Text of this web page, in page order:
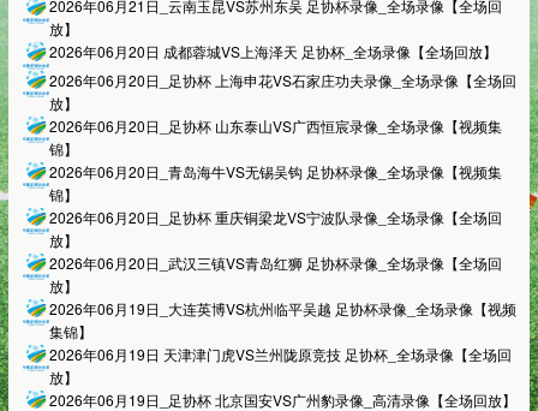
2026年06月21日_云南玉昆VS苏州东吴 足协杯录像_全场录像【全场回
放】
2026年06月20日 成都蓉城VS上海泽天 足协杯_全场录像【全场回放】
2026年06月20日_足协杯 上海申花VS石家庄功夫录像_全场录像【全场回
放】
2026年06月20日_足协杯 山东泰山VS广西恒宸录像_全场录像【视频集
锦】
2026年06月20日_青岛海牛VS无锡吴钩 足协杯录像_全场录像【视频集
锦】
2026年06月20日_足协杯 重庆铜梁龙VS宁波队录像_全场录像【全场回
放】
2026年06月20日_武汉三镇VS青岛红狮 足协杯录像_全场录像【全场回
放】
2026年06月19日_大连英博VS杭州临平吴越 足协杯录像_全场录像【视频
集锦】
2026年06月19日 天津津门虎VS兰州陇原竞技 足协杯_全场录像【全场回
放】
2026年06月19日_足协杯 北京国安VS广州豹录像_高清录像【全场回放】